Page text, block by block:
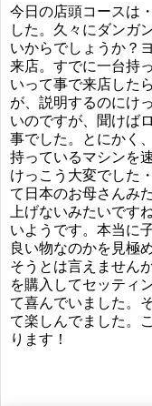
今日の店頭コースは
した。久々にダンガ
いからでしょうか？
来店。すでに一台持
いって事で来店した
が、説明するのにけ
いのですが、聞けば
事でした。とにかく
持っているマシンを
けっこう大変でした
て日本のお母さんみ
上げないみたいです
いようです。本当に
良い物なのかを見極
そうとは言えません
を購入してセッティ
て喜んでいました。
て楽しんでました。
ります！